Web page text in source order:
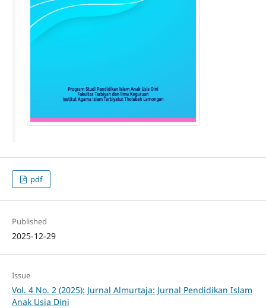
pdf
Published
2025-12-29
Issue
Vol. 4 No. 2 (2025): Jurnal Almurtaja: Jurnal Pendidikan Islam
Anak Usia Dini